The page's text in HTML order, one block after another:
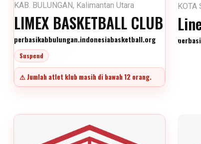
KAB. BULUNGAN, Kalimantan Utara
LIMEX BASKETBALL CLUB
perbasikabbulungan.indonesiabasketball.org
Suspend
⚠ Jumlah atlet klub masih di bawah 12 orang.
KOTA